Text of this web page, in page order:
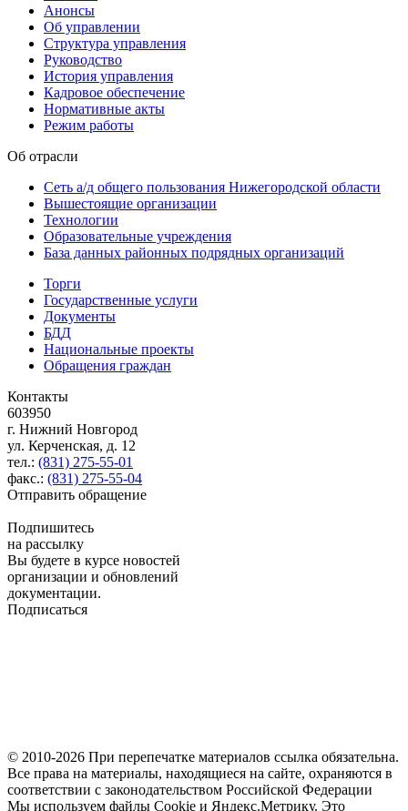
Анонсы
Об управлении
Структура управления
Руководство
История управления
Кадровое обеспечение
Нормативные акты
Режим работы
Об отрасли
Сеть а/д общего пользования Нижегородской области
Вышестоящие организации
Технологии
Образовательные учреждения
База данных районных подрядных организаций
Торги
Государственные услуги
Документы
БДД
Национальные проекты
Обращения граждан
Контакты
603950
г. Нижний Новгород
ул. Керченская, д. 12
тел.: (831) 275-55-01
факс.: (831) 275-55-04
Отправить обращение
Подпишитесь
на рассылку
Вы будете в курсе новостей
организации и обновлений
документации.
Подписаться
© 2010-2026 При перепечатке материалов ссылка обязательна.
Все права на материалы, находящиеся на сайте, охраняются в
соответствии с законодательством Российской Федерации
Мы используем файлы Cookie и Яндекс.Метрику. Это